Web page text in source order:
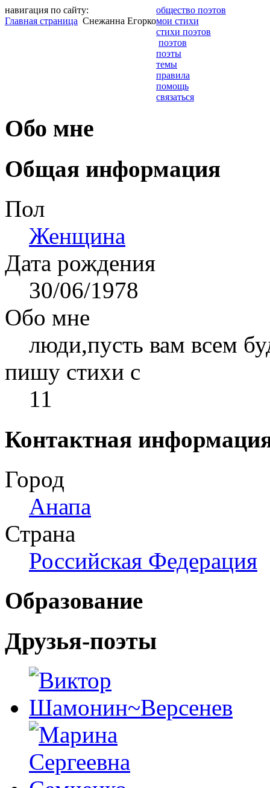
навигация по сайту:
Главная страница Снежанна Егорко
общество поэтов
мои стихи
стихи поэтов
поэтов
поэты
темы
правила
помощь
связаться
Обо мне
Общая информация
Пол
Женщина
Дата рождения
30/06/1978
Обо мне
люди,пусть вам всем
пишу стихи с
11
Контактная
Город
Анапа
Страна
Российская Федерация
Образование
Друзья-поэты